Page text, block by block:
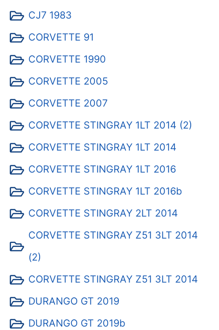
CJ7 1983
CORVETTE 91
CORVETTE 1990
CORVETTE 2005
CORVETTE 2007
CORVETTE STINGRAY 1LT 2014 (2)
CORVETTE STINGRAY 1LT 2014
CORVETTE STINGRAY 1LT 2016
CORVETTE STINGRAY 1LT 2016b
CORVETTE STINGRAY 2LT 2014
CORVETTE STINGRAY Z51 3LT 2014
(2)
CORVETTE STINGRAY Z51 3LT 2014
DURANGO GT 2019
DURANGO GT 2019b